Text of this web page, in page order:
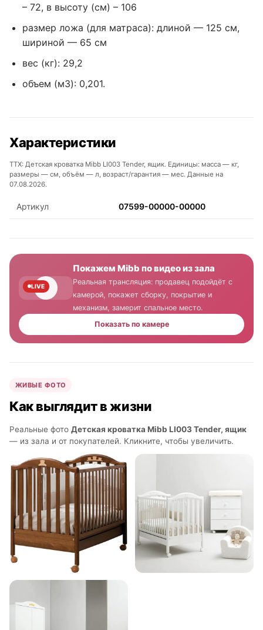
– 72, в высоту (см) – 106
размер ложа (для матраса): длиной — 125 см,
шириной — 65 см
вес (кг): 29,2
объем (м3): 0,201.
Характеристики
ТТХ: Детская кроватка Mibb LI003 Tender, ящик. Единицы: масса — кг,
размеры — см, объём — л, возраст/гарантия — мес. Данные на
07.08.2026.
Артикул 07599-00000-00000
LIVE
Покажем Mibb по видео из зала
Реальная трансляция: продавец подойдёт с
камерой, покажет сборку, покрытие и
механизм, замерит спальное место.
Показать по камере
ЖИВЫЕ ФОТО
Как выглядит в жизни
Реальные фото Детская кроватка Mibb LI003 Tender, ящик
— из зала и от покупателей. Кликните, чтобы увеличить.